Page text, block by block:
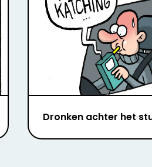
Dronken achter het